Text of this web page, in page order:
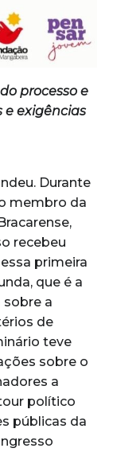
processo e
e exigências
Durante
membro da
recebeu
primeira
que é a
sobre a
de
teve
sobre o
a
político
públicas da